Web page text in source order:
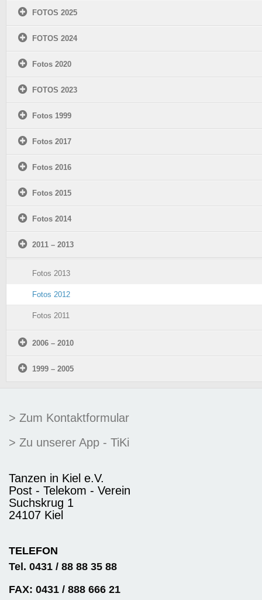
FOTOS 2025
FOTOS 2024
Fotos 2020
FOTOS 2023
Fotos 1999
Fotos 2017
Fotos 2016
Fotos 2015
Fotos 2014
2011 – 2013
Fotos 2013
Fotos 2012
Fotos 2011
2006 – 2010
1999 – 2005
> Zum Kontaktformular
> Zu unserer App - TiKi
Tanzen in Kiel e.V.
Post - Telekom - Verein
Suchskrug 1
24107 Kiel
TELEFON
Tel. 0431 / 88 88 35 88
FAX: 0431 / 888 666 21